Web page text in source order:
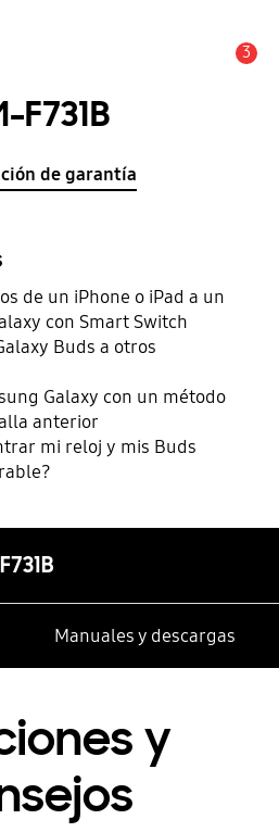
3
F731B
de garantía
de un iPhone o iPad a un
con Smart Switch
Buds a otros
Galaxy con un método
anterior
mi reloj y mis Buds
Manuales y descargas
y